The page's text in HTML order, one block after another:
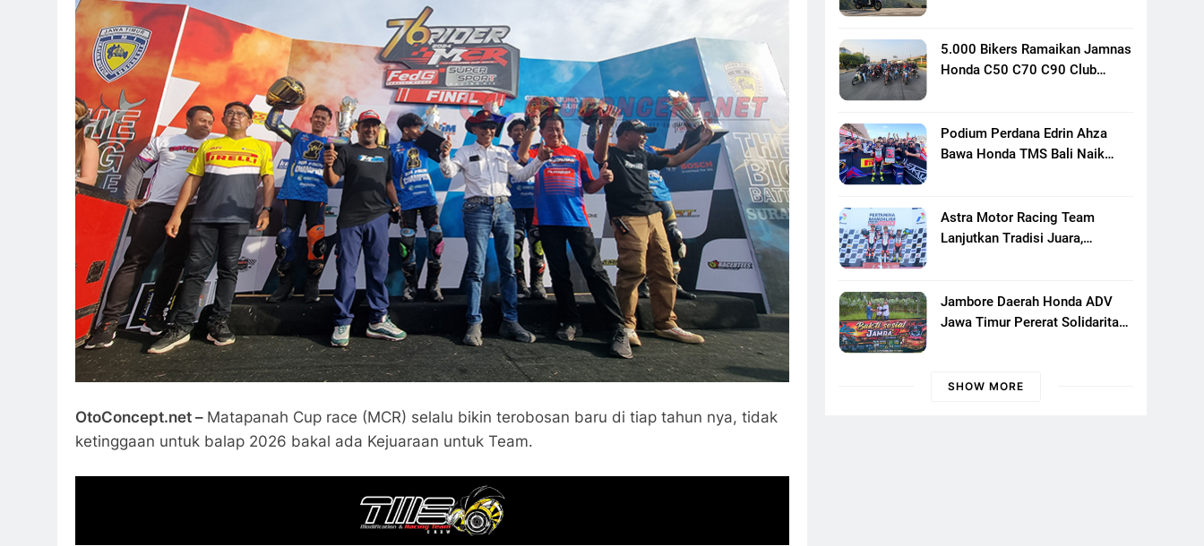
OtoConcept.net – Matapanah Cup race (MCR) selalu bikin terobosan baru di tiap tahun nya, tidak
ketinggaan untuk balap 2026 bakal ada Kejuaraan untuk Team.
5.000 Bikers Ramaikan Jamnas
Honda C50 C70 C90 Club
Motor Klasik Honda
Podium Perdana Edrin Ahza
Bawa Honda TMS Bali Naik
Astra Motor Racing Team
Lanjutkan Tradisi Juara,
Putaran Ke 3
Jambore Daerah Honda ADV
Jawa Timur Pererat Solidaritas
Banyuwangi
SHOW MORE